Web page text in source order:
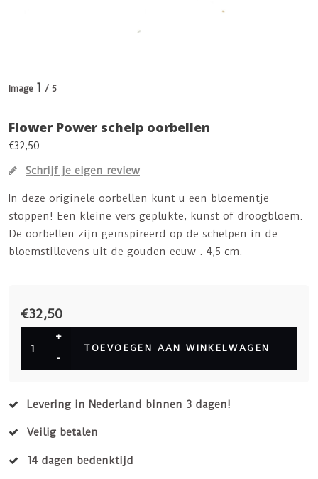
Image 1 / 5
Flower Power schelp oorbellen
€32,50
Schrijf je eigen review
In deze originele oorbellen kunt u een bloementje
stoppen! Een kleine vers geplukte, kunst of droogbloem.
De oorbellen zijn geïnspireerd op de schelpen in de
bloemstillevens uit de gouden eeuw . 4,5 cm.
€32,50
+
-
TOEVOEGEN AAN WINKELWAGEN
Levering in Nederland binnen 3 dagen!
Veilig betalen
14 dagen bedenktijd